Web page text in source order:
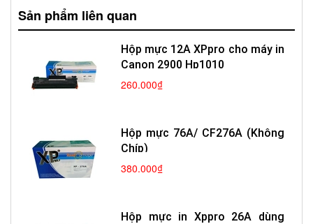
Sản phẩm liên quan
Hộp mực 12A XPpro cho máy in
Canon 2900 Hp1010
260.000₫
Hộp mực 76A/ CF276A (Không
Chíp)
380.000₫
Hộp mực in Xppro 26A dùng